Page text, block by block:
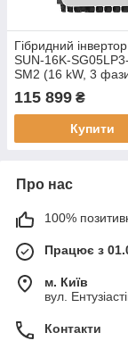
Гібридний
SUN-16K-
SM2 (16 kW, 3
MPPT, 48V)
115 899 ₴
Купити
Про нас
100%
Працює з
м. Київ
вул.
Контакти